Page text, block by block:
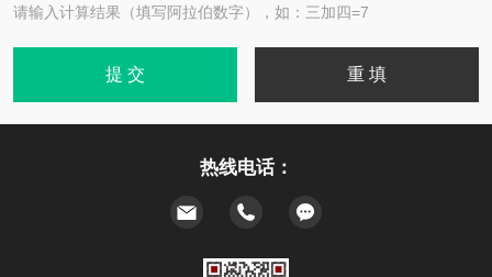
请输入计算结果（填写阿拉伯数字），如：三加四=7
热线电话：